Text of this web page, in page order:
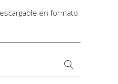
en formato